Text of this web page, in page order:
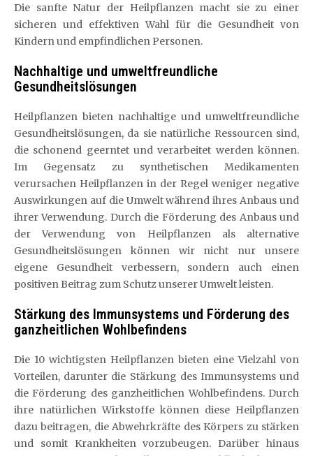
Die sanfte Natur der Heilpflanzen macht sie zu einer
sicheren und effektiven Wahl für die Gesundheit von
Kindern und empfindlichen Personen.
Nachhaltige und umweltfreundliche
Gesundheitslösungen
Heilpflanzen bieten nachhaltige und umweltfreundliche
Gesundheitslösungen, da sie natürliche Ressourcen sind,
die schonend geerntet und verarbeitet werden können.
Im Gegensatz zu synthetischen Medikamenten
verursachen Heilpflanzen in der Regel weniger negative
Auswirkungen auf die Umwelt während ihres Anbaus und
ihrer Verwendung. Durch die Förderung des Anbaus und
der Verwendung von Heilpflanzen als alternative
Gesundheitslösungen können wir nicht nur unsere
eigene Gesundheit verbessern, sondern auch einen
positiven Beitrag zum Schutz unserer Umwelt leisten.
Stärkung des Immunsystems und Förderung des
ganzheitlichen Wohlbefindens
Die 10 wichtigsten Heilpflanzen bieten eine Vielzahl von
Vorteilen, darunter die Stärkung des Immunsystems und
die Förderung des ganzheitlichen Wohlbefindens. Durch
ihre natürlichen Wirkstoffe können diese Heilpflanzen
dazu beitragen, die Abwehrkräfte des Körpers zu stärken
und somit Krankheiten vorzubeugen. Darüber hinaus